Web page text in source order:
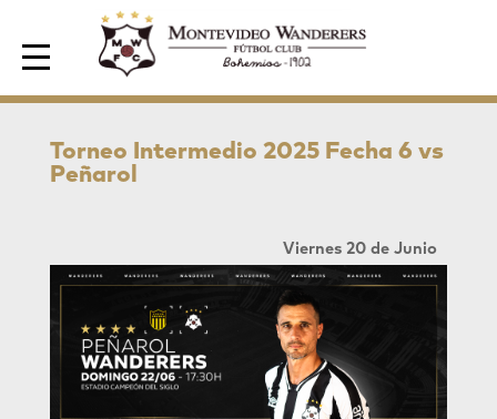
Area de Socios
Torneo Intermedio 2025 Fecha 6 vs
Peñarol
Viernes 20 de Junio